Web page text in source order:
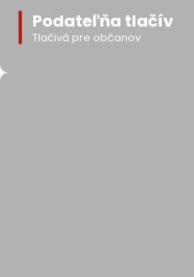
Podateľňa tlačív
Tlačivá pre občanov